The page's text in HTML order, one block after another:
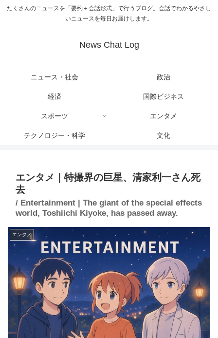
たくさんのニュースを「要約＋会話形式」で行うブログ。会話でわかるやさし
いニュースを毎日お届けします。
News Chat Log
ニュース・社会 政治
経済 国際ビジネス
スポーツ エンタメ
テクノロジー・科学 文化
エンタメ｜特撮界の巨星、清家利一さん死
去
/ Entertainment | The giant of the special effects
world, Toshiichi Kiyoke, has passed away.
エンタメ